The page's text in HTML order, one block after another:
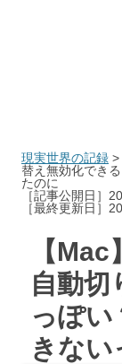
現実世界の記録 >
替え無効化でき
たのに
［記事公開日］
［最終更新日］
【
自動切
っぽ
きない